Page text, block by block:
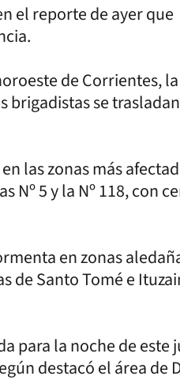
el reporte de ayer que
de Corrientes,
brigadistas se
las zonas más
5 y la Nº 118, con
en zonas
de Santo Tomé e
para la noche de este
destacó el área de